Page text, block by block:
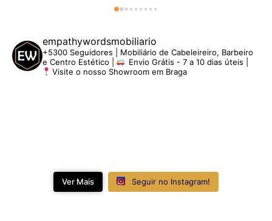
empathywordsmobiliario
+5300 Seguidores | Mobiliário de Cabeleireiro, Barbeiro
e Centro Estético |
Envio Grátis - 7 a 10 dias úteis |
Visite o nosso Showroom em Braga
Ver Mais Seguir no Instagram!